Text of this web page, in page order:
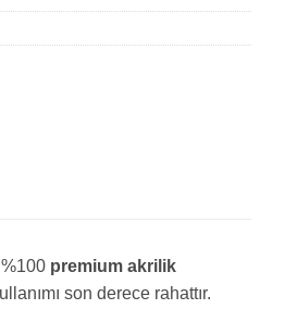
premium akrilik
son derece rahattır.